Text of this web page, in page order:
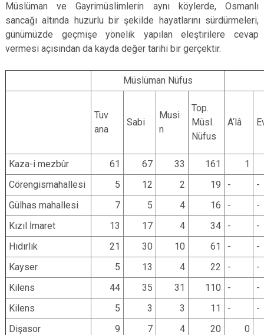
Müslüman ve Gayrimüslimlerin aynı köylerde, Osmanlı
sancağı altında huzurlu bir şekilde hayatlarını sürdürmeleri,
günümüzde geçmişe yönelik yapılan eleştirilere cevap
vermesi açısından da kayda değer tarihi bir gerçektir.
Müslüman Nüfus
Tuv
ana
Sabi
Musi
n
Top.
Müsl.
Nüfus
A‘lâ
Kaza-i mezbûr 61 67 33 161
1
Cörengismahallesi
5 12 2 19 -
-
Gülhas mahallesi
7 5 4 16 -
-
Kızıl İmaret
13 17 4 34 -
-
Hıdırlık
21 30 10 61 -
-
Kayser
5 13 4 22 -
-
Kilens
44 35 31 110 -
-
Kilens
5 3 3 11 -
-
Dişasor
9 7 4 20
0